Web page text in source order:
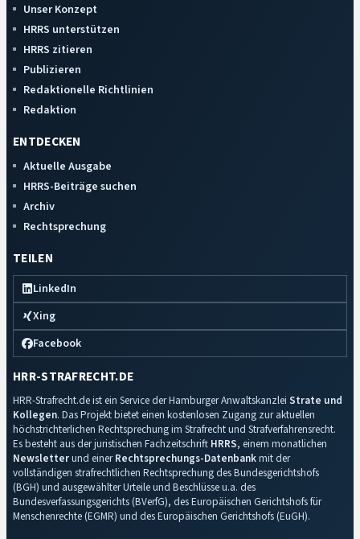
Unser Konzept
HRRS unterstützen
HRRS zitieren
Publizieren
Redaktionelle Richtlinien
Redaktion
ENTDECKEN
Aktuelle Ausgabe
HRRS-Beiträge suchen
Archiv
Rechtsprechung
TEILEN
LinkedIn
Xing
Facebook
HRR-STRAFRECHT.DE
HRR-Strafrecht.de ist ein Service der Hamburger Anwaltskanzlei Strate und
Kollegen. Das Projekt bietet einen kostenlosen Zugang zur aktuellen
höchstrichterlichen Rechtsprechung im Strafrecht und Strafverfahrensrecht.
Es besteht aus der juristischen Fachzeitschrift HRRS, einem monatlichen
Newsletterund einerRechtsprechungs-Datenbankmit der
vollständigen strafrechtlichen Rechtsprechung des Bundesgerichtshofs
(BGH) und ausgewählter Urteile und Beschlüsse u.a. des
Bundesverfassungsgerichts (BVerfG), des Europäischen Gerichtshofs für
Menschenrechte (EGMR) und des Europäischen Gerichtshofs (EuGH).